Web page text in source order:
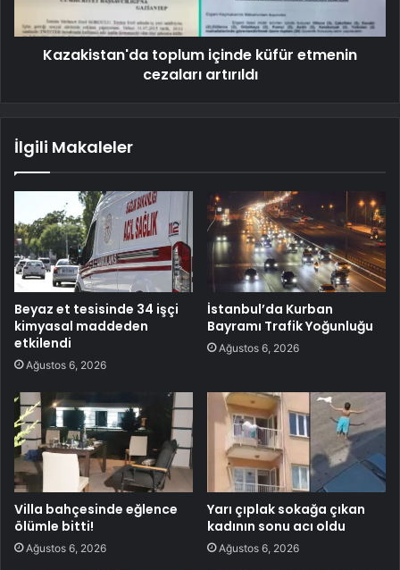
Kazakistan'da toplum içinde küfür etmenin
cezaları artırıldı
İlgili Makaleler
Beyaz et tesisinde 34 işçi
kimyasal maddeden
etkilendi
Ağustos 6, 2026
İstanbul’da Kurban
Bayramı Trafik Yoğunluğu
Ağustos 6, 2026
Villa bahçesinde eğlence
ölümle bitti!
Ağustos 6, 2026
Yarı çıplak sokağa çıkan
kadının sonu acı oldu
Ağustos 6, 2026